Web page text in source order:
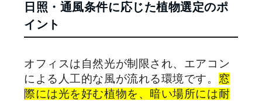
日照・通風条件に応じた植物選定のポ
イント
オフィスは自然光が制限され、エアコン
による人工的な風が流れる環境です。 窓
際には光を好む植物を、暗い場所には耐